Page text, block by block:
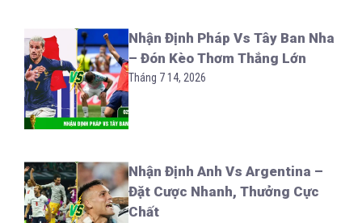
Nhận Định Pháp Vs Tây Ban Nha
– Đón Kèo Thơm Thắng Lớn
Tháng 7 14, 2026
Nhận Định Anh Vs Argentina –
Đặt Cược Nhanh, Thưởng Cực
Chất